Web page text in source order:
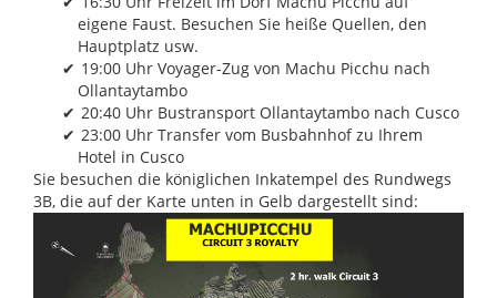
eigene Faust. Besuchen Sie heiße Quellen, den
Hauptplatz usw.
19:00 Uhr Voyager-Zug von Machu Picchu nach
Ollantaytambo
20:40 Uhr Bustransport Ollantaytambo nach Cusco
23:00 Uhr Transfer vom Busbahnhof zu Ihrem
Hotel in Cusco
Sie besuchen die königlichen Inkatempel des Rundwegs
3B, die auf der Karte unten in Gelb dargestellt sind: